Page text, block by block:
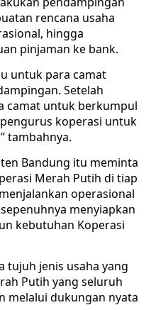
rencana usaha
hingga
pinjaman ke bank.
untuk para camat
Setelah
camat untuk berkumpul
koperasi untuk
tambahnya.
Bandung itu meminta
Merah Putih di tiap
operasional
menyiapkan
kebutuhan Koperasi
tujuh jenis usaha yang
Putih yang seluruh
melalui dukungan nyata